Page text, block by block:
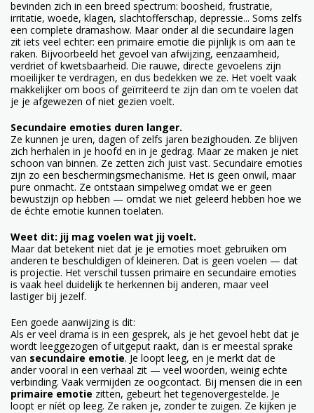
bevinden zich in een breed spectrum: boosheid, frustratie,
irritatie, woede, klagen, slachtofferschap, depressie... Soms zelfs
een complete dramashow. Maar onder al die secundaire lagen
zit iets veel echter: een primaire emotie die pijnlijk is om aan te
raken. Bijvoorbeeld het gevoel van afwijzing, eenzaamheid,
verdriet of kwetsbaarheid. Die rauwe, directe gevoelens zijn
moeilijker te verdragen, en dus bedekken we ze. Het voelt vaak
makkelijker om boos of geïrriteerd te zijn dan om te voelen dat
je je afgewezen of niet gezien voelt.
Secundaire emoties duren langer.
Ze kunnen je uren, dagen of zelfs jaren bezighouden. Ze blijven
zich herhalen in je hoofd en in je gedrag. Maar ze maken je niet
schoon van binnen. Ze zetten zich juist vast. Secundaire emoties
zijn zo een beschermingsmechanisme. Het is geen onwil, maar
pure onmacht. Ze ontstaan simpelweg omdat we er geen
bewustzijn op hebben — omdat we niet geleerd hebben hoe we
de échte emotie kunnen toelaten.
Weet dit: jij mag voelen wat jij voelt.
Maar dat betekent niet dat je je emoties moet gebruiken om
anderen te beschuldigen of kleineren. Dat is geen voelen — dat
is projectie. Het verschil tussen primaire en secundaire emoties
is vaak heel duidelijk te herkennen bij anderen, maar veel
lastiger bij jezelf.
Een goede aanwijzing is dit:
Als er veel drama is in een gesprek, als je het gevoel hebt dat je
wordt leeggezogen of uitgeput raakt, dan is er meestal sprake
van secundaire emotie. Je loopt leeg, en je merkt dat de
ander vooral in een verhaal zit — veel woorden, weinig echte
verbinding. Vaak vermijden ze oogcontact. Bij mensen die in een
primaire emotie zitten, gebeurt het tegenovergestelde. Je
loopt er níét op leeg. Ze raken je, zonder te zuigen. Ze kijken je